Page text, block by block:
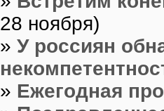
28 ноября)
» У россиян
» Ежегодная